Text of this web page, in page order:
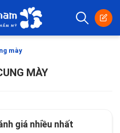
mày
MÀY
giá nhiều nhất